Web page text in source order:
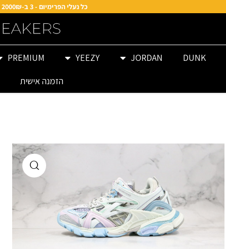
כל נעלי הפרימיום - 3 ב-2000₪ · נייק ואדידס - 3 ב-1200₪
DUNK
JORDAN
YEEZY
PREMIUM
הזמנה אישית